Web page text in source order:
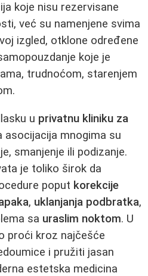
koje nisu rezervisane
već su namenjene svima
izgled, otklone određene
koje je
trudnoćom, starenjem
u privatnu kliniku za
asocijacija mnogima su
smanjenje ili podizanje.
je toliko širok da
poput korekcije
, uklanjanja podbratka,
sa uraslim noktom. U
proći kroz najčešće
i pružiti jasan
estetska medicina